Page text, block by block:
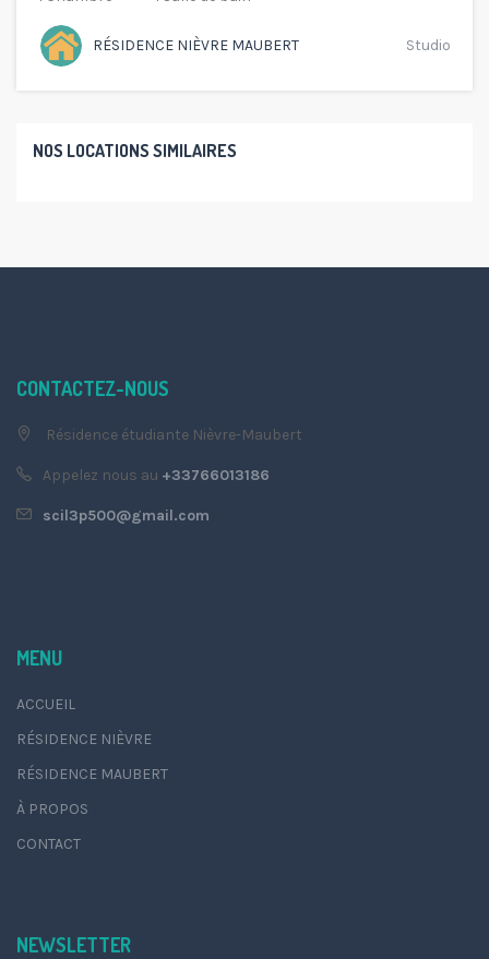
RÉSIDENCE NIÈVRE MAUBERT Studio
NOS LOCATIONS SIMILAIRES
CONTACTEZ-NOUS
Résidence étudiante Nièvre-Maubert
Appelez nous au +33766013186
scil3p500@gmail.com
MENU
ACCUEIL
RÉSIDENCE NIÈVRE
RÉSIDENCE MAUBERT
À PROPOS
CONTACT
NEWSLETTER